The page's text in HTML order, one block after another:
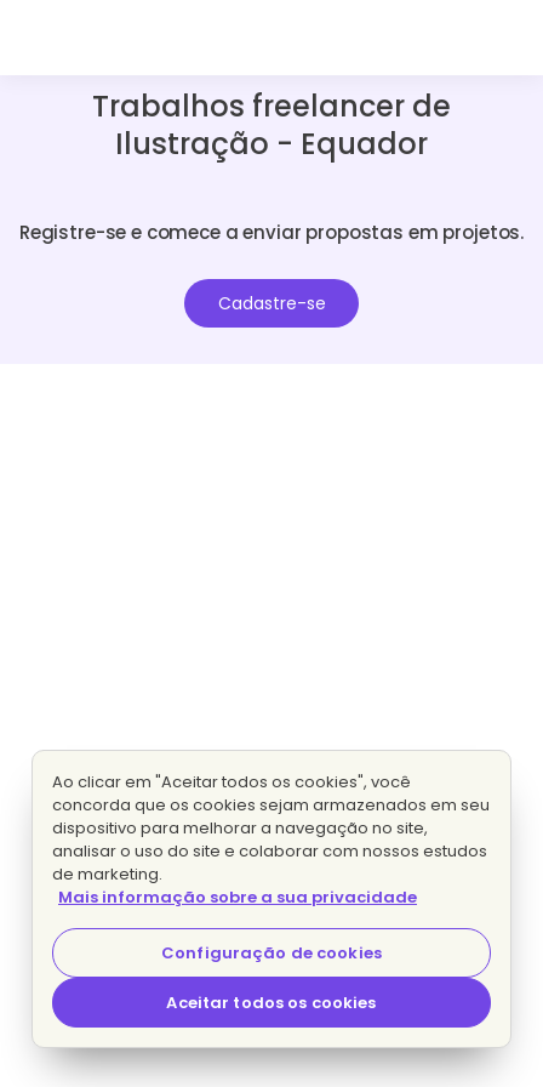
Trabalhos freelancer de
Ilustração - Equador
Registre-se e comece a enviar propostas em projetos.
Cadastre-se
Ao clicar em "Aceitar todos os cookies", você
concorda que os cookies sejam armazenados em seu
dispositivo para melhorar a navegação no site,
analisar o uso do site e colaborar com nossos estudos
de marketing.
Mais informação sobre a sua privacidade
Configuração de cookies
Aceitar todos os cookies